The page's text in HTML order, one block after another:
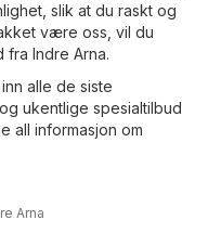
slik at du raskt og
være oss, vil du
Indre Arna.
alle de siste
ukentlige spesialtilbud
all informasjon om
Arna